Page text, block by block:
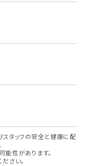
スタッフの安全と健康に配
能性があります。
さい。